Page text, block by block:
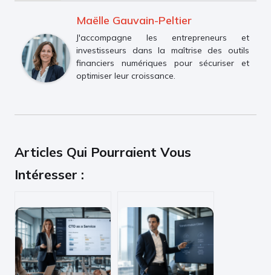
Maëlle Gauvain-Peltier
J'accompagne les entrepreneurs et
investisseurs dans la maîtrise des outils
financiers numériques pour sécuriser et
optimiser leur croissance.
Articles Qui Pourraient Vous
Intéresser :